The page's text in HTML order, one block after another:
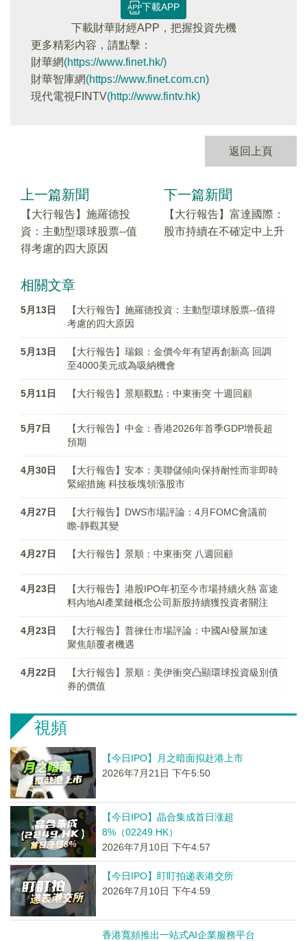
下載APP
下載財華財經APP，把握投資先機
更多精彩内容，請點擊：
財華網(https://www.finet.hk/)
財華智庫網(https://www.finet.com.cn)
現代電視FINTV(http://www.fintv.hk)
返回上頁
上一篇新聞
【大行報告】施羅德投
資：主動型環球股票--值
得考慮的四大原因
下一篇新聞
【大行報告】富達國際：
股市持續在不確定中上升
相關文章
5月13日
【大行報告】施羅德投資：主動型環球股票--值得
考慮的四大原因
5月13日
【大行報告】瑞銀：金價今年有望再創新高 回調
至4000美元或為吸納機會
5月11日 【大行報告】景順觀點：中東衝突 十週回顧
5月7日
【大行報告】中金：香港2026年首季GDP增長超
預期
4月30日
【大行報告】安本：美聯儲傾向保持耐性而非即時
緊縮措施 科技板塊領漲股市
4月27日
【大行報告】DWS市場評論：4月FOMC會議前
瞻-靜觀其變
4月27日 【大行報告】景順：中東衝突 八週回顧
4月23日
【大行報告】港股IPO年初至今市場持續火熱 富途
料內地AI產業鏈概念公司新股持續獲投資者關注
4月23日
【大行報告】普徠仕市場評論：中國AI發展加速
聚焦顛覆者機遇
4月22日
【大行報告】景順：美伊衝突凸顯環球投資級別債
券的價值
視頻
【今日IPO】月之暗面拟赴港上市
2026年7月21日 下午5:50
【今日IPO】晶合集成首日涨超
8%（02249.HK）
2026年7月10日 下午4:57
【今日IPO】盯盯拍递表港交所
2026年7月10日 下午4:59
香港寬頻推出一站式AI企業服務平台